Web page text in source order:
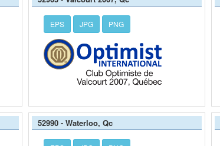
EPS JPG PNG
52990 - Waterloo, Qc